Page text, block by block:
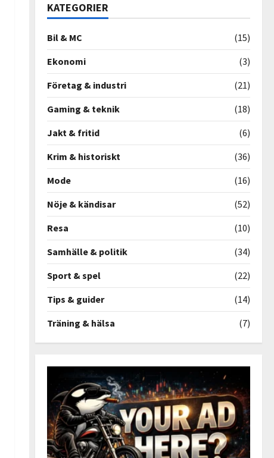
KATEGORIER
Bil & MC
(15)
Ekonomi
(3)
Företag & industri
(21)
Gaming & teknik
(18)
Jakt & fritid
(6)
Krim & historiskt
(36)
Mode
(16)
Nöje & kändisar
(52)
Resa
(10)
Samhälle & politik
(34)
Sport & spel
(22)
Tips & guider
(14)
Träning & hälsa
(7)